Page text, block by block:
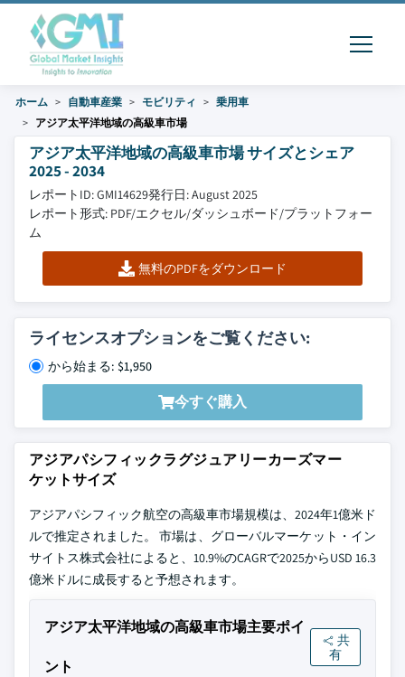
ホーム 自動車産業 モビリティ
乗用車
アジア太平洋地域の高級車市場
アジア太平洋地域の高級車市場 サイズとシェア
2025 - 2034
レポートID: GMI14629発行日: August 2025
レポート形式: PDF/エクセル/ダッシュボード/プラットフォー
ム
無料のPDFをダウンロード
ライセンスオプションをご覧ください:
から始まる: $1,950
今すぐ購入
アジアパシフィックラグジュアリーカーズマー
ケットサイズ
アジアパシフィック航空の高級車市場規模は、2024年1億米ド
ルで推定されました。 市場は、グローバルマーケット・イン
サイトス株式会社によると、10.9%のCAGRで2025からUSD 16.3
億米ドルに成長すると予想されます。
アジア太平洋地域の高級車市場主要ポイ
ント
共
有